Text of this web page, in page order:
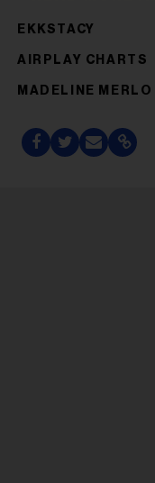
EKKSTACY
AIRPLAY CHARTS
MADELINE MERLO